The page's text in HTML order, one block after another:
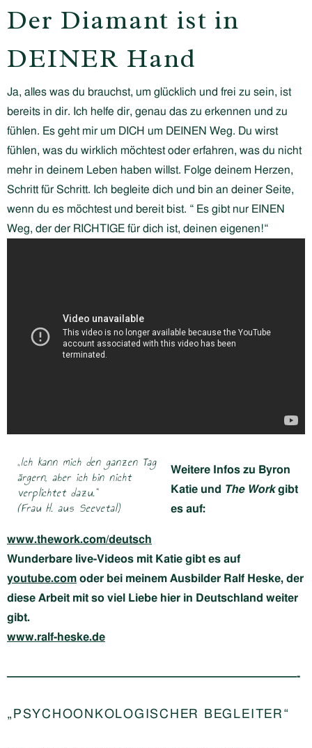
Der Diamant ist in
DEINER Hand
Ja, alles was du brauchst, um glücklich und frei zu sein, ist
bereits in dir. Ich helfe dir, genau das zu erkennen und zu
fühlen. Es geht mir um DICH um DEINEN Weg. Du wirst
fühlen, was du wirklich möchtest oder erfahren, was du nicht
mehr in deinem Leben haben willst. Folge deinem Herzen,
Schritt für Schritt. Ich begleite dich und bin an deiner Seite,
wenn du es möchtest und bereit bist. “ Es gibt nur EINEN
Weg, der der RICHTIGE für dich ist, deinen eigenen!“
„Ich kann mich den ganzen Tag
ärgern, aber ich bin nicht
verplichtet dazu.“
(Frau H. aus Seevetal)
Weitere Infos zu Byron
Katie und The Workgibt
es auf:
www.thework.com/deutsch
Wunderbare live-Videos mit Katie gibt es auf
youtube.com oder bei meinem Ausbilder Ralf Heske, der
diese Arbeit mit so viel Liebe hier in Deutschland weiter
gibt.
www.ralf-heske.de
——————————————————————————-
„PSYCHOONKOLOGISCHER BEGLEITER“